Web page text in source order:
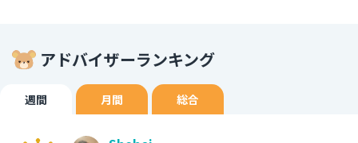
アドバイザーランキング
週間 月間 総合